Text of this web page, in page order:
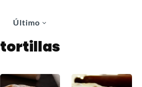
Último
tortillas